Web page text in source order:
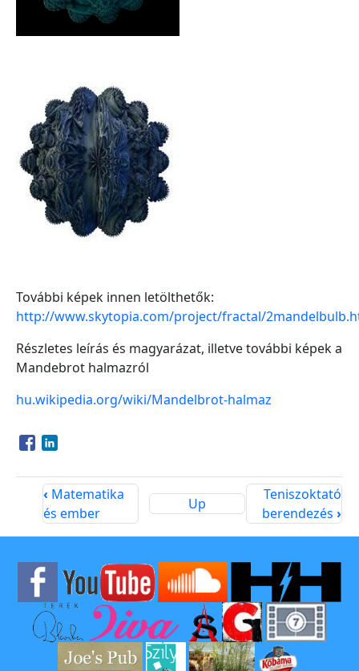
További képek innen letölthetők:
http://www.skytopia.com/project/fractal/
Részletes leírás és magyarázat, illetve további képek a
Mandebrot halmazról
hu.wikipedia.org/wiki/Mandelbrot-halmaz
Opens in a new window
Opens in a new window
‹ Matematika
és ember
Up
Teniszoktató
berendezés›